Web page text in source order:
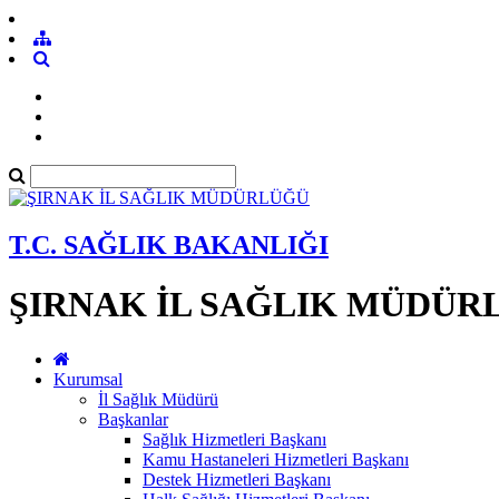
T.C. SAĞLIK BAKANLIĞI
ŞIRNAK İL SAĞLIK
Kurumsal
İl Sağlık Müdürü
Başkanlar
Sağlık Hizmetleri Başkanı
Kamu Hastaneleri Hizmetleri Başkanı
Destek Hizmetleri Başkanı